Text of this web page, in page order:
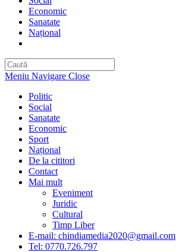
Economic
Sanatate
Național
Meniu Navigare Close
Politic
Social
Sanatate
Economic
Sport
Național
De la cititori
Contact
Mai mult
Eveniment
Juridic
Cultural
Timp Liber
E-mail: chindiamedia2020@gmail.com
Tel: 0770.726.797